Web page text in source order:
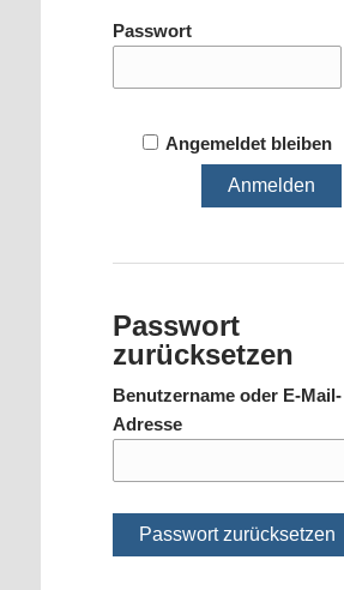
Passwort
Angemeldet bleiben
Passwort
zurücksetzen
Benutzername oder E-Mail-
Adresse